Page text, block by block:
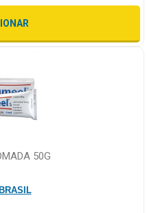
50G